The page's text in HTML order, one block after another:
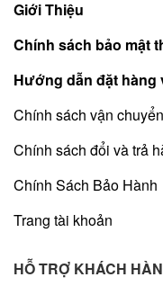
Giới Thiệu
Chính sách bảo mật
Hướng dẫn đặt hàng
Chính sách vận
Chính sách đổi và trả
Chính Sách Bảo Hành
Trang tài khoản
HỖ TRỢ KHÁCH